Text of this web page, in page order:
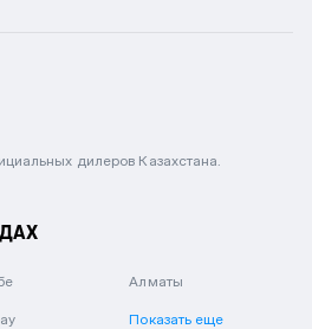
дилеров Казахстана.
Алматы
Показать еще